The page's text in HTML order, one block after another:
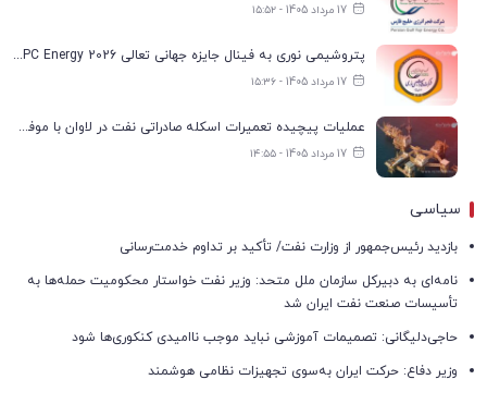
17 مرداد 1405 - ۱۵:۵۲
پتروشیمی نوری به فینال جایزه جهانی تعالی WPC Energy 2026 رسید
17 مرداد 1405 - ۱۵:۳۶
عملیات پیچیده تعمیرات اسکله صادراتی نفت در لاوان با موفقیت انجام شد
17 مرداد 1405 - ۱۴:۵۵
سیاسی
بازدید رئیس‌جمهور از وزارت نفت/ تأکید بر تداوم خدمت‌رسانی
نامه‌ای به دبیرکل سازمان ملل متحد: وزیر نفت خواستار محکومیت حمله‌ها به
تأسیسات صنعت نفت ایران شد
حاجی‌دلیگانی: تصمیمات آموزشی نباید موجب ناامیدی کنکوری‌ها شود
وزیر دفاع: حرکت ایران به‌سوی تجهیزات نظامی هوشمند